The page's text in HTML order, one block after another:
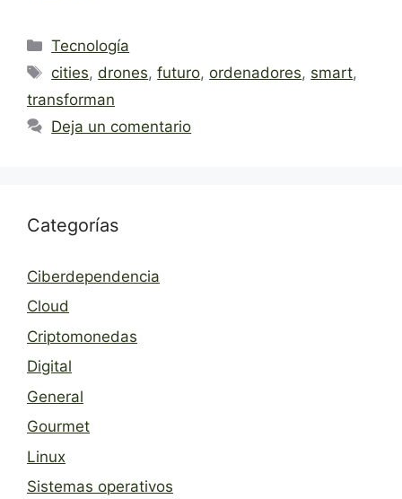
Categorías
Tecnología
Etiquetas
cities,drones,futuro,ordenadores, smart,
transforman
Deja un comentario
Categorías
Ciberdependencia
Cloud
Criptomonedas
Digital
General
Gourmet
Linux
Sistemas operativos